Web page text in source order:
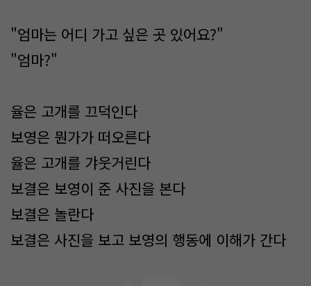
"엄마는 어디 가고 싶은 곳 있어요?"
"엄마?"
율은 고개를 끄덕인다
보영은 뭔가가 떠오른다
율은 고개를 갸웃거린다
보결은 보영이 준 사진을 본다
보결은 놀란다
보결은 사진을 보고 보영의 행동에 이해가 간다